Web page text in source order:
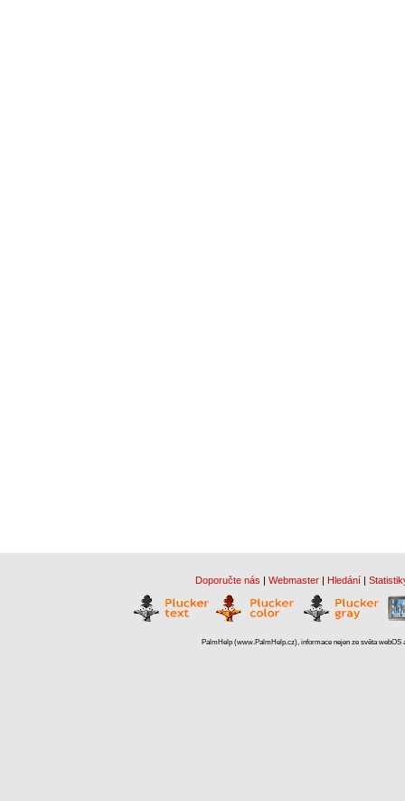
Doporučte nás | Webmaster | Hledání |
PalmHelp (www.PalmHelp.cz), informace nejen ze světa